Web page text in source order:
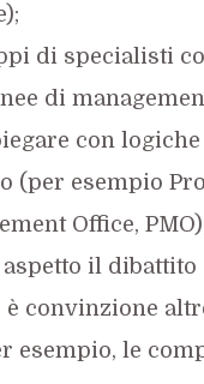
di specialisti
di
con logiche
(per esempio
Office,
il dibattito
è convinzione
esempio, le